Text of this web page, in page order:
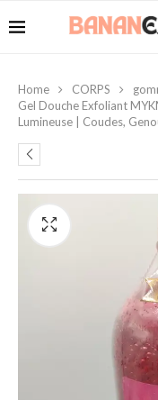
Home CORPS
Gel Douche Exfoliant
Lumineuse | Coudes,